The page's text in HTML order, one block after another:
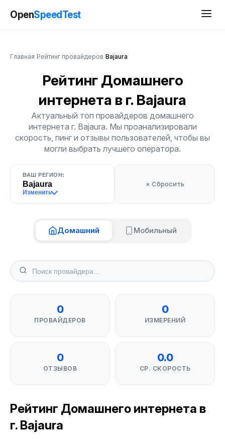
OpenSpeedTest
Главная Рейтинг провайдеров Bajaura
Рейтинг Домашнего
интернета в г. Bajaura
Актуальный топ провайдеров домашнего
интернета г. Bajaura. Мы проанализировали
скорость, пинг и отзывы пользователей, чтобы вы
могли выбрать лучшего оператора.
ВАШ РЕГИОН:
Bajaura
Изменить
× Сбросить
Домашний Мобильный
0
ПРОВАЙДЕРОВ
0
ИЗМЕРЕНИЙ
0
ОТЗЫВОВ
0.0
СР. СКОРОСТЬ
Рейтинг Домашнего интернета в
г. Bajaura